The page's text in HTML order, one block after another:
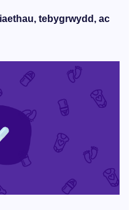
tebygrwydd, ac